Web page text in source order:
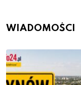
WIADOMOŚCI